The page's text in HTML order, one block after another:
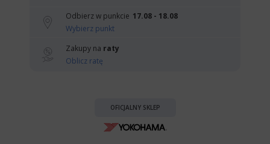
Odbierz w punkcie 17.08 - 18.08
Wybierz punkt
Zakupy na raty
Oblicz ratę
OFICJALNY SKLEP